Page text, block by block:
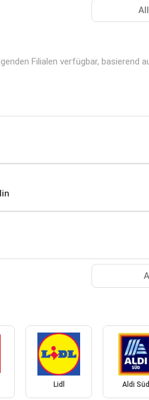
Filialen verfügbar, basierend
Lidl Aldi Süd